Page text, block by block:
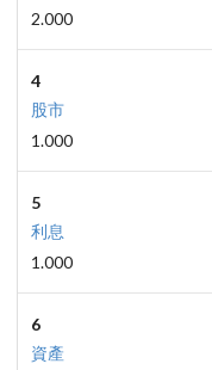
2.000
4
股市
1.000
5
利息
1.000
6
資產